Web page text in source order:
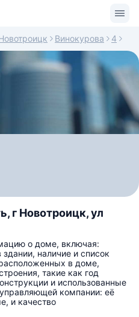
Винокурова 4
г Новотроицк, ул
о доме, включая:
наличие и список
в доме,
такие как год
и использованные
компании: её
и качество